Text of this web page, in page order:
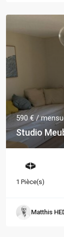
590 €/
Studio
1 Pièce(s)
Matthis